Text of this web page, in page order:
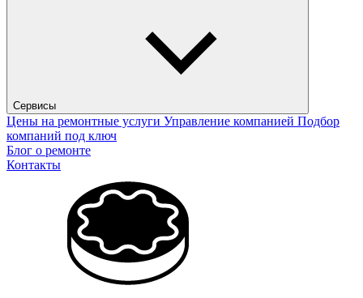
Сервисы
Цены на ремонтные услуги Управление компанией Подбор
компаний под ключ
Блог о ремонте
Контакты